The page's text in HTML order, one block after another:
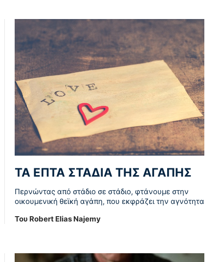
ΤΑ ΕΠΤΑ ΣΤΑΔΙΑ ΤΗΣ ΑΓΑΠΗΣ
Περνώντας από στάδιο σε στάδιο, φτάνουμε στην
οικουμενική θεϊκή αγάπη, που εκφράζει την αγνότητα
Του Robert Elias Najemy